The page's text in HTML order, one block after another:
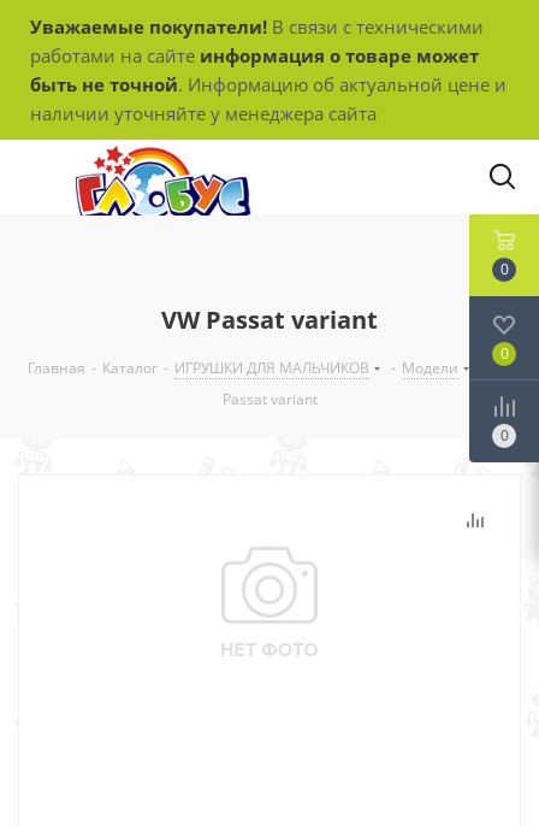
Уважаемые покупатели! В связи с техническими
работами на сайте информация о товаре может
быть не точной. Информацию об актуальной цене и
наличии уточняйте у менеджера сайта
VW Passat variant
Главная - Каталог - ИГРУШКИ ДЛЯ МАЛЬЧИКОВ - Модели
VW
Passat variant
0
0
0